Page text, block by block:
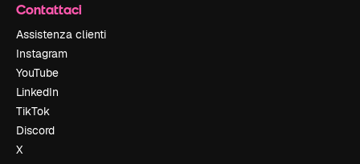
Contattaci
Assistenza clienti
Instagram
YouTube
LinkedIn
TikTok
Discord
X